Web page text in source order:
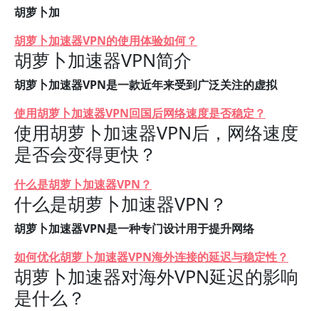
胡萝卜加
胡萝卜加速器VPN的使用体验如何？
胡萝卜加速器VPN简介
胡萝卜加速器VPN是一款近年来受到广泛关注的虚拟
使用胡萝卜加速器VPN回国后网络速度是否稳定？
使用胡萝卜加速器VPN后，网络速度
是否会变得更快？
什么是胡萝卜加速器VPN？
什么是胡萝卜加速器VPN？
胡萝卜加速器VPN是一种专门设计用于提升网络
如何优化胡萝卜加速器VPN海外连接的延迟与稳定性？
胡萝卜加速器对海外VPN延迟的影响
是什么？